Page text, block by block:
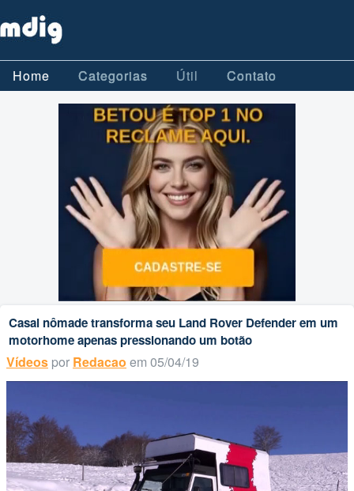
Home Categorias Útil Contato
Casal nômade transforma seu Land Rover Defender em um
motorhome apenas pressionando um botão
Vídeos por Redacao em 05/04/19